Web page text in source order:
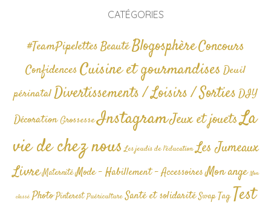
CATÉGORIES
#TeamPipelettesBeautéBlogosphèreConcours
Confidences Cuisine et gourmandises Deuil
périnatalDivertissements / Loisirs / SortiesDIY
Décoration GrossesseInstagramJeux et jouetsLa
vie de chez nous Les jeudis de l'éducation Les Jumeaux
Livre Maternité Mode - Habillement - AccessoiresMon ange Non
classé Photo Pinterest Puériculture Santé et solidarité Swap TagTest